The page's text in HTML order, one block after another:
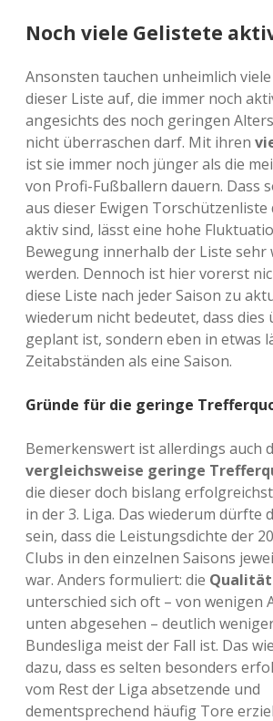
Noch viele Gelistete
Ansonsten tauchen unheimlich
dieser Liste auf, die immer noch
angesichts des noch geringen
nicht überraschen darf. Mit ihren
ist sie immer noch jünger als die
von Profi-Fußballern dauern. Dass
aus dieser Ewigen Torschützenliste
aktiv sind, lässt eine hohe
Bewegung innerhalb der Liste sehr
werden. Dennoch ist hier vorerst
diese Liste nach jeder Saison zu
wiederum nicht bedeutet, dass
geplant ist, sondern eben in etwas
Zeitabständen als eine Saison.
Gründe für die geringe
Bemerkenswert ist allerdings auch
vergleichsweise geringe
die dieser doch bislang
in der 3. Liga. Das wiederum dürfte
sein, dass die Leistungsdichte der
Clubs in den einzelnen Saisons
war. Anders formuliert: die
unterschied sich oft – von wenigen
unten abgesehen – deutlich
Bundesliga meist der Fall ist. Das
dazu, dass es selten besonders
vom Rest der Liga absetzende und
dementsprechend häufig Tore